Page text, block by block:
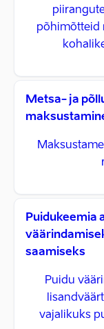
põhimõtteid
Metsa- ja
Puidukeemia
saamiseks
Puidu
vajalikuks